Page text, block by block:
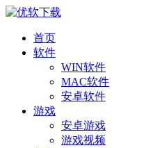
首页
软件
WIN软件
MAC软件
安卓软件
游戏
安卓游戏
游戏视频